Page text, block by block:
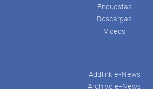
Encuestas
Descargas
Videos
Addlink e-News
Archivo e-News